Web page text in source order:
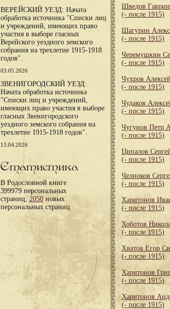
ВЕРЕЙСКИЙ УЕЗД: Начата
обработка источника "Списки лиц
и учреждений, имеющих право
участия в выборе гласных
Верейского уездного земского
собрания на трехлетие 1915-1918
годов".
03.05.2026
ЗВЕНИГОРОДСКИЙ УЕЗД:
Начата обработка источника
"Списки лиц и учреждений,
имеющих право участия в выборе
гласных Звенигородского
уездного земского собрания на
трехлетие 1915-1918 годов".
13.04.2026
Статистика
В Родословной книге
399979 персональных
страниц,2050 новых
персональных страниц
Шведов
(- после 1915)
Шагурин
(- после 1915)
Черемушкин
(- после 1915)
Чухров
(- после 1915)
Чудаков
(- после 1915)
Чугунов Петр
(- после 1915)
Ципалов
(- после 1915)
Челноков
(- после 1915)
Харитонов
(- после 1915)
Хоботов
(- после 1915)
Хватов Егор
(- после 1915)
Харитонов
(- после 1915)
Харитонов
(- после 1915)